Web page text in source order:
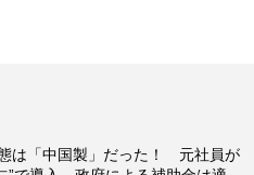
は「中国製」だった！ 元社員が